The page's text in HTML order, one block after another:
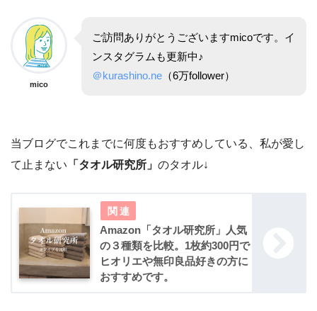
mico
ご訪問ありがとうございますmicoです。イ
ンスタグラムも更新中♪
＠kurashino.ne （6万follower）
当ブログでこれまでに何度もおすすめしている、私が愛し
て止まない 「タオル研究所」 のタオル↓
Amazon「タオル研究所」人気
の３種類を比較。1枚約300円で
ヒオリエや無印良品好きの方に
おすすめです。